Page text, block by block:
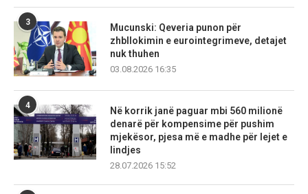
3
Mucunski: Qeveria punon për
zhbllokimin e eurointegrimeve, detajet
nuk thuhen
03.08.2026 16:35
4
Në korrik janë paguar mbi 560 milionë
denarë për kompensime për pushim
mjekësor, pjesa më e madhe për lejet e
lindjes
28.07.2026 15:52